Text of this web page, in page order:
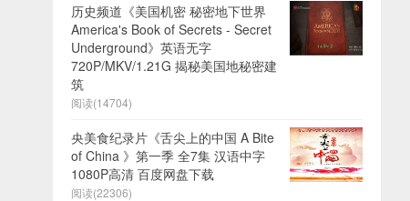
历史频道《美国机密 秘密地下世界
America's Book of Secrets - Secret
Underground》英语无字
720P/MKV/1.21G 揭秘美国地秘密建
筑
阅读(14704)
央美食纪录片《舌尖上的中国 A Bite
of China 》第一季 全7集 汉语中字
1080P高清 百度网盘下载
阅读(22306)